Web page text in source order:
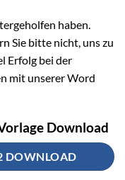
haben.
Sie bitte nicht, uns zu
Erfolg bei der
mit unserer Word
Download
DOWNLOAD